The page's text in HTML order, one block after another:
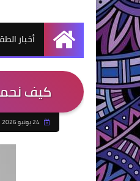
الرئيسية
أخبار
كيف
24 يونيو 2026